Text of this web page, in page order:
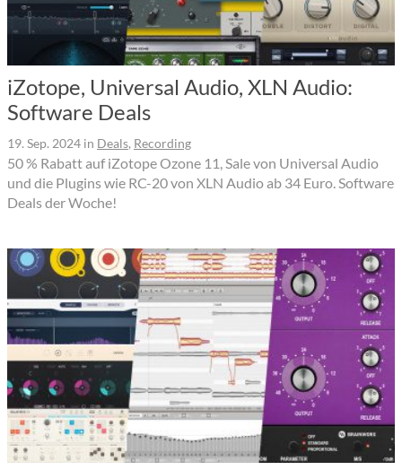
iZotope, Universal Audio, XLN Audio:
Software Deals
19. Sep. 2024 in Deals, Recording
50 % Rabatt auf iZotope Ozone 11, Sale von Universal Audio
und die Plugins wie RC-20 von XLN Audio ab 34 Euro. Software
Deals der Woche!